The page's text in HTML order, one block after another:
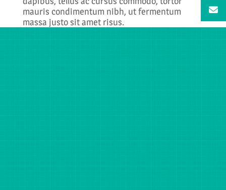
mauris condimentum nibh, ut fermentum
massa justo sit amet risus.